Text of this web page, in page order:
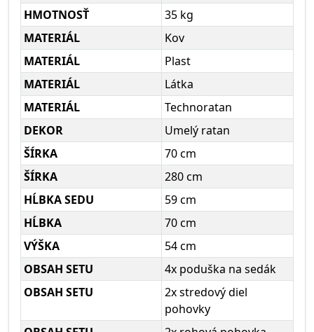
HMOTNOSŤ
35 kg
MATERIÁL
Kov
MATERIÁL
Plast
MATERIÁL
Látka
MATERIÁL
Technoratan
DEKOR
Umelý ratan
ŠÍRKA
70 cm
ŠÍRKA
280 cm
HĹBKA SEDU
59 cm
HĹBKA
70 cm
VÝŠKA
54 cm
OBSAH SETU
4x poduška na sedák
OBSAH SETU
2x stredový diel
pohovky